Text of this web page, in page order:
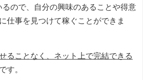
ので、自分の興味のあることや得意
仕事を見つけて稼ぐことができま
ることなく、ネット上で完結できる
す。